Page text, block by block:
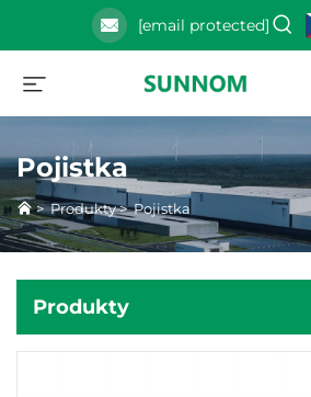
[email protected]
Pojistka
>Produkty>Pojistka
Produkty